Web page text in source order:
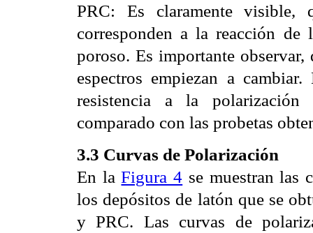
PRC: Es claramente visible,
corresponden a la reacción
poroso. Es importante
espectros empiezan a
resistencia a la polarización
comparado con las probetas
3.3 Curvas de Polarización
En laFigura 4 se muestran las
los depósitos de latón que se
y PRC. Las curvas de